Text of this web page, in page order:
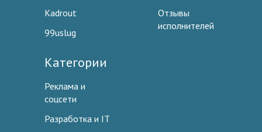
Kadrout
99uslug
Отзывы
исполнителей
Категории
Реклама и
соцсети
Разработка и IT